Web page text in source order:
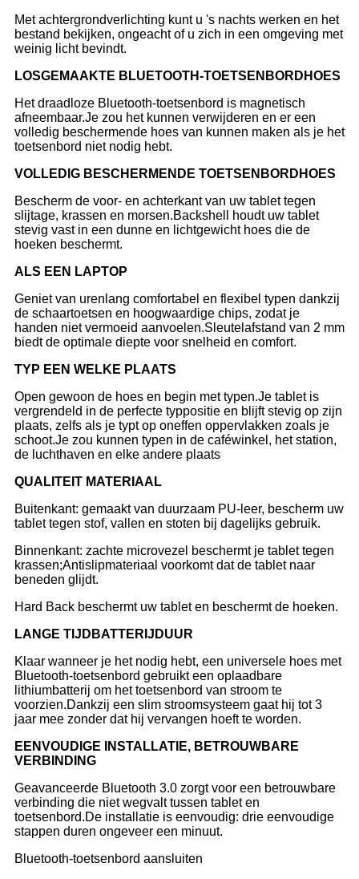
Met achtergrondverlichting kunt u 's nachts werken en het
bestand bekijken, ongeacht of u zich in een omgeving met
weinig licht bevindt.
LOSGEMAAKTE BLUETOOTH-TOETSENBORDHOES
Het draadloze Bluetooth-toetsenbord is magnetisch
afneembaar.Je zou het kunnen verwijderen en er een
volledig beschermende hoes van kunnen maken als je het
toetsenbord niet nodig hebt.
VOLLEDIG BESCHERMENDE TOETSENBORDHOES
Bescherm de voor- en achterkant van uw tablet tegen
slijtage, krassen en morsen.Backshell houdt uw tablet
stevig vast in een dunne en lichtgewicht hoes die de
hoeken beschermt.
ALS EEN LAPTOP
Geniet van urenlang comfortabel en flexibel typen dankzij
de schaartoetsen en hoogwaardige chips, zodat je
handen niet vermoeid aanvoelen.Sleutelafstand van 2 mm
biedt de optimale diepte voor snelheid en comfort.
TYP EEN WELKE PLAATS
Open gewoon de hoes en begin met typen.Je tablet is
vergrendeld in de perfecte typpositie en blijft stevig op zijn
plaats, zelfs als je typt op oneffen oppervlakken zoals je
schoot.Je zou kunnen typen in de caféwinkel, het station,
de luchthaven en elke andere plaats
QUALITEIT MATERIAAL
Buitenkant: gemaakt van duurzaam PU-leer, bescherm uw
tablet tegen stof, vallen en stoten bij dagelijks gebruik.
Binnenkant: zachte microvezel beschermt je tablet tegen
krassen;Antislipmateriaal voorkomt dat de tablet naar
beneden glijdt.
Hard Back beschermt uw tablet en beschermt de hoeken.
LANGE TIJD BATTERIJDUUR
Klaar wanneer je het nodig hebt, een universele hoes met
Bluetooth-toetsenbord gebruikt een oplaadbare
lithiumbatterij om het toetsenbord van stroom te
voorzien.Dankzij een slim stroomsysteem gaat hij tot 3
jaar mee zonder dat hij vervangen hoeft te worden.
EENVOUDIGE INSTALLATIE, BETROUWBARE
VERBINDING
Geavanceerde Bluetooth 3.0 zorgt voor een betrouwbare
verbinding die niet wegvalt tussen tablet en
toetsenbord.De installatie is eenvoudig: drie eenvoudige
stappen duren ongeveer een minuut.
Bluetooth-toetsenbord aansluiten